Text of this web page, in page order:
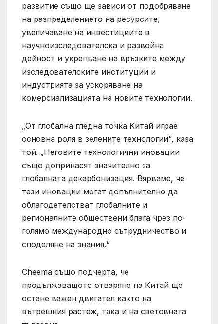
развитие също ще зависи от подобряване
на разпределението на ресурсите,
увеличаване на инвестициите в
научноизследователска и развойна
дейност и укрепване на връзките между
изследователските институции и
индустрията за ускоряване на
комерсиализацията на новите технологии.
„От глобална гледна точка Китай играе
основна роля в зелените технологии“, каза
той. „Неговите технологични иновации
също допринасят значително за
глобалната декарбонизация. Вярваме, че
тези иновации могат допълнително да
облагодетелстват глобалните и
регионалните обществени блага чрез по-
голямо международно сътрудничество и
споделяне на знания.“
Cheema също подчерта, че
продължаващото отваряне на Китай ще
остане важен двигател както на
вътрешния растеж, така и на световната